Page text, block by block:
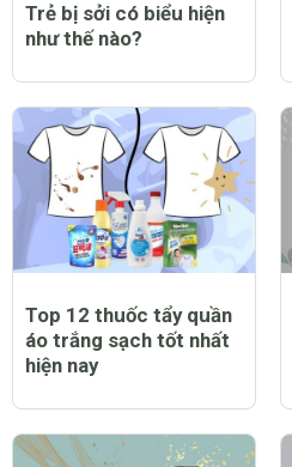
Trẻ bị sởi có biểu hiện
như thế nào?
Top 12 thuốc tẩy quần
áo trắng sạch tốt nhất
hiện nay